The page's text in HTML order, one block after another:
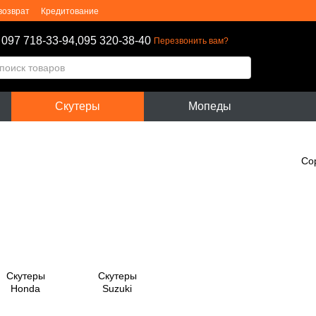
Кредитование
097 718-33-94,095 320-38-40 Перезвонить вам?
Скутеры Мопеды
Скутеры
Honda
Скутеры
Suzuki